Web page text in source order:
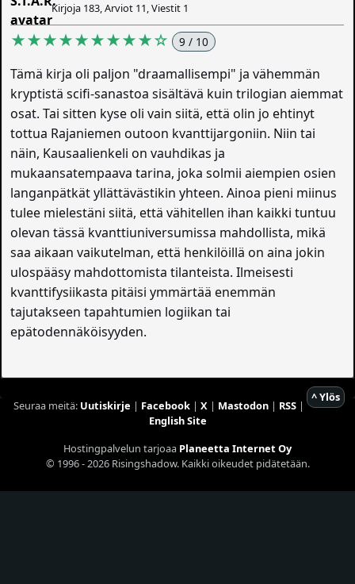
Kirjoja 183, Arviot 11, Viestit 1
★★★★★★★★★☆ 9 / 10
Tämä kirja oli paljon "draamallisempi" ja vähemmän
kryptistä scifi-sanastoa sisältävä kuin trilogian aiemmat
osat. Tai sitten kyse oli vain siitä, että olin jo ehtinyt
tottua Rajaniemen outoon kvanttijargoniin. Niin tai
näin, Kausaalienkeli on vauhdikas ja
mukaansatempaava tarina, joka solmii aiempien osien
langanpätkät yllättävästikin yhteen. Ainoa pieni miinus
tulee mielestäni siitä, että vähitellen ihan kaikki tuntuu
olevan tässä kvanttiuniversumissa mahdollista, mikä
saa aikaan vaikutelman, että henkilöillä on aina jokin
ulospääsy mahdottomista tilanteista. Ilmeisesti
kvanttifysiikasta pitäisi ymmärtää enemmän
tajutakseen tapahtumien logiikan tai
epätodennäköisyyden.
^ Ylös
Seuraa meitä: Uutiskirje | Facebook| X| Mastodon| RSS|
English Site
Hostingpalvelun tarjoaa Planeetta Internet Oy
© 1996 - 2026 Risingshadow. Kaikki oikeudet pidätetään.